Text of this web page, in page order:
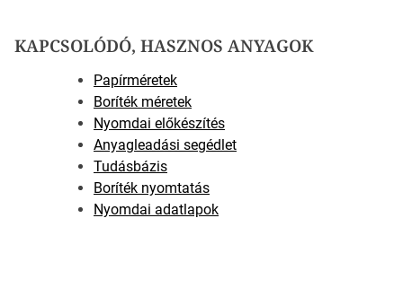
KAPCSOLÓDÓ, HASZNOS ANYAGOK
Papírméretek
Boríték méretek
Nyomdai előkészítés
Anyagleadási segédlet
Tudásbázis
Boríték nyomtatás
Nyomdai adatlapok